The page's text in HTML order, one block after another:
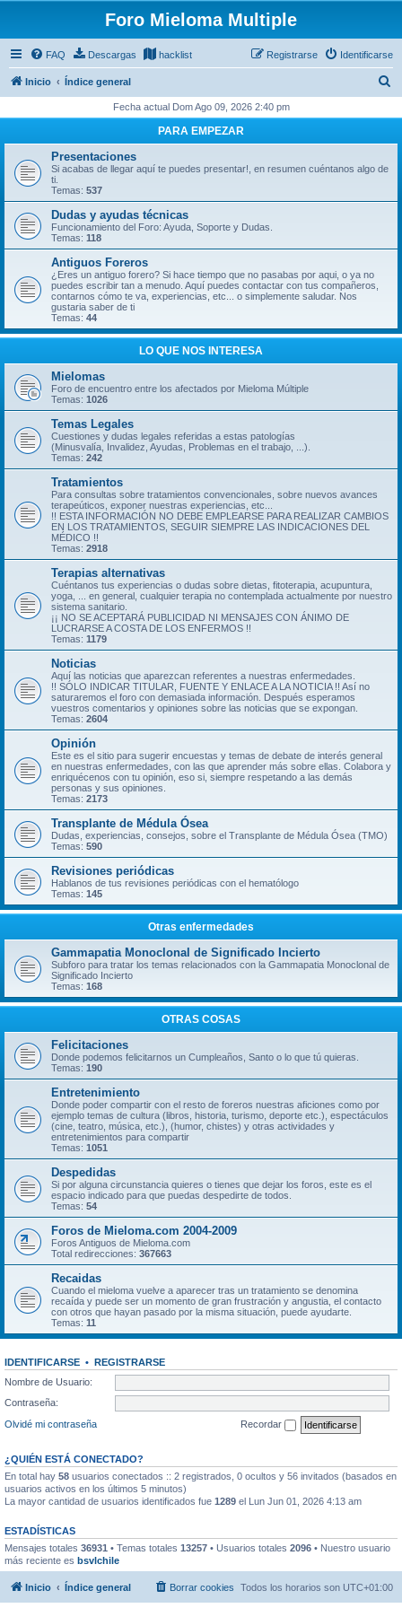
Foro Mieloma Multiple
FAQ Descargas hacklist Identificarse
Registrarse
Inicio Índice general
c
Fecha actual Dom Ago 09, 2026 2:40 pm
PARA EMPEZAR
Presentaciones
Si acabas de llegar aquí te puedes presentar!, en resumen cuéntanos algo de
ti.
Temas: 537
Dudas y ayudas técnicas
Funcionamiento del Foro: Ayuda, Soporte y Dudas.
Temas: 118
Antiguos Foreros
¿Eres un antiguo forero? Si hace tiempo que no pasabas por aqui, o ya no
puedes escribir tan a menudo. Aquí puedes contactar con tus compañeros,
contarnos cómo te va, experiencias, etc... o simplemente saludar. Nos
gustaria saber de ti
Temas: 44
LO QUE NOS INTERESA
Mielomas
Foro de encuentro entre los afectados por Mieloma Múltiple
Temas: 1026
Temas Legales
Cuestiones y dudas legales referidas a estas patologías
(Minusvalía, Invalidez, Ayudas, Problemas en el trabajo, ...).
Temas: 242
Tratamientos
Para consultas sobre tratamientos convencionales, sobre nuevos avances
terapeúticos, exponer nuestras experiencias, etc...
!! ESTA INFORMACIÓN NO DEBE EMPLEARSE PARA REALIZAR CAMBIOS
EN LOS TRATAMIENTOS, SEGUIR SIEMPRE LAS INDICACIONES DEL
MÉDICO !!
Temas: 2918
Terapias alternativas
Cuéntanos tus experiencias o dudas sobre dietas, fitoterapia, acupuntura,
yoga, ... en general, cualquier terapia no contemplada actualmente por nuestro
sistema sanitario.
¡¡ NO SE ACEPTARÁ PUBLICIDAD NI MENSAJES CON ÁNIMO DE
LUCRARSE A COSTA DE LOS ENFERMOS !!
Temas: 1179
Noticias
Aquí las noticias que aparezcan referentes a nuestras enfermedades.
!! SÓLO INDICAR TITULAR, FUENTE Y ENLACE A LA NOTICIA !! Así no
saturaremos el foro con demasiada información. Después esperamos
vuestros comentarios y opiniones sobre las noticias que se expongan.
Temas: 2604
Opinión
Este es el sitio para sugerir encuestas y temas de debate de interés general
en nuestras enfermedades, con las que aprender más sobre ellas. Colabora y
enriquécenos con tu opinión, eso si, siempre respetando a las demás
personas y sus opiniones.
Temas: 2173
Transplante de Médula Ósea
Dudas, experiencias, consejos, sobre el Transplante de Médula Ósea (TMO)
Temas: 590
Revisiones periódicas
Hablanos de tus revisiones periódicas con el hematólogo
Temas: 145
Otras enfermedades
Gammapatia Monoclonal de Significado Incierto
Subforo para tratar los temas relacionados con la Gammapatia Monoclonal de
Significado Incierto
Temas: 168
OTRAS COSAS
Felicitaciones
Donde podemos felicitarnos un Cumpleaños, Santo o lo que tú quieras.
Temas: 190
Entretenimiento
Donde poder compartir con el resto de foreros nuestras aficiones como por
ejemplo temas de cultura (libros, historia, turismo, deporte etc.), espectáculos
(cine, teatro, música, etc.), (humor, chistes) y otras actividades y
entretenimientos para compartir
Temas: 1051
Despedidas
Si por alguna circunstancia quieres o tienes que dejar los foros, este es el
espacio indicado para que puedas despedirte de todos.
Temas: 54
Foros de Mieloma.com 2004-2009
Foros Antiguos de Mieloma.com
Total redirecciones: 367663
Recaidas
Cuando el mieloma vuelve a aparecer tras un tratamiento se denomina
recaída y puede ser un momento de gran frustración y angustia, el contacto
con otros que hayan pasado por la misma situación, puede ayudarte.
Temas: 11
IDENTIFICARSE • REGISTRARSE
Nombre de Usuario:
Contraseña:
Olvidé mi contraseña
Recordar
¿QUIÉN ESTÁ CONECTADO?
En total hay 58 usuarios conectados :: 2 registrados, 0 ocultos y 56 invitados (basados en
usuarios activos en los últimos 5 minutos)
La mayor cantidad de usuarios identificados fue 1289 el Lun Jun 01, 2026 4:13 am
ESTADÍSTICAS
Mensajes totales 36931 • Temas totales 13257 • Usuarios totales 2096 • Nuestro usuario
más reciente es bsvlchile
Inicio Índice general Todos los horarios son UTC+01:00
Borrar cookies